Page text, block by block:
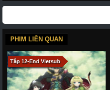
PHIM LIÊN QUAN
Tập 12-End Vietsub